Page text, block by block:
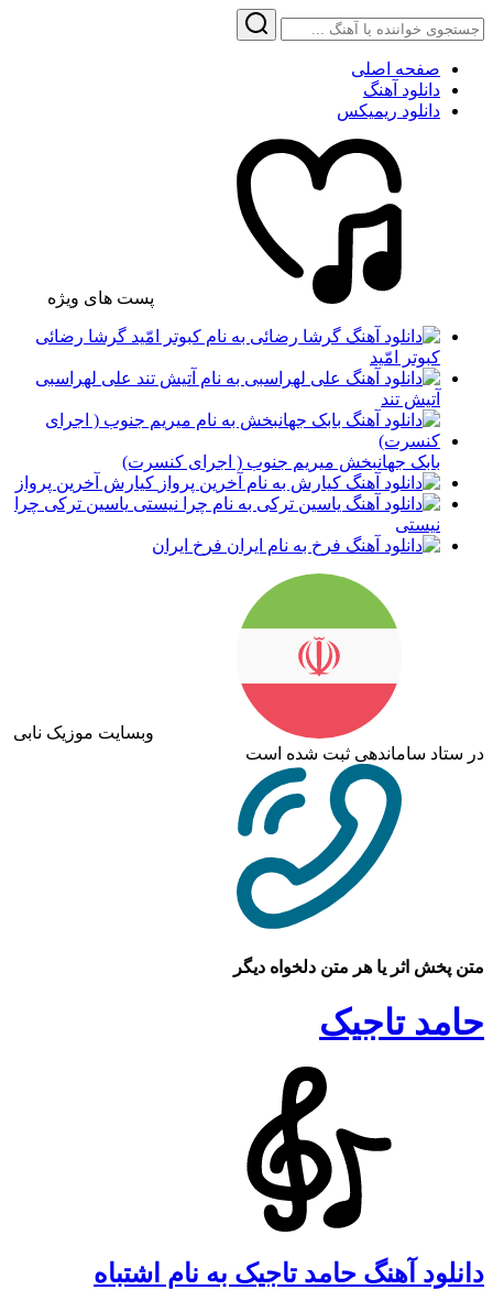
صفحه اصلی
دانلود آهنگ
دانلود ریمیکس
پست های ویژه
گرشا رضائی
کبوتر امّید
علی لهراسبی
آتیش تند
بابک جهانبخش میریم جنوب ( اجرای کنسرت)
کیارش آخرین پرواز
یاسین ترکی چرا
نیستی
فرخ ایران
وبسایت موزیک نابی
در ستاد ساماندهی ثبت شده است
متن پخش اثر یا هر متن دلخواه دیگر
حامد تاجیک
دانلود آهنگ حامد تاجیک به نام اشتباه